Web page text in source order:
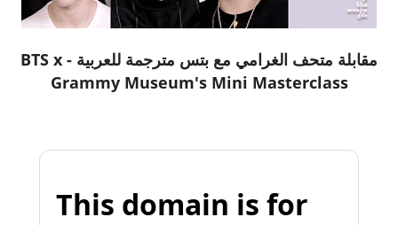
مقابلة متحف الغرامي مع بتس مترجمة للعربية - BTS x
Grammy Museum's Mini Masterclass